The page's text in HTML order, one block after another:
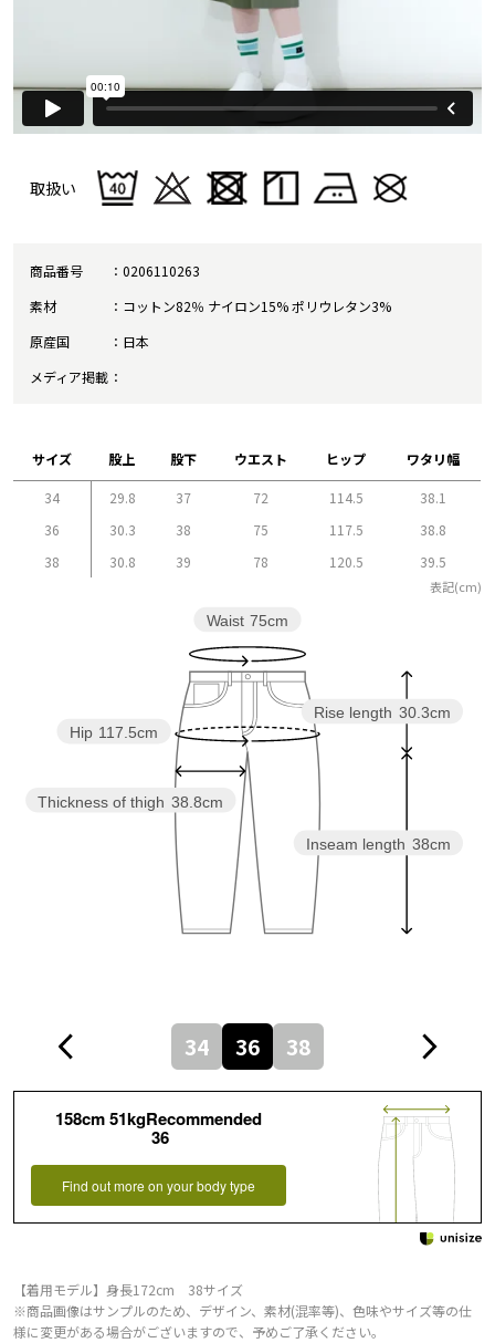
取扱い
商品番号
0206110263
素材
コットン82％ ナイロン15% ポリウレタン3%
原産国
日本
メディア掲載
サイズ 股上 股下 ウエスト ヒップ ワタリ幅
34 29.8 37 72 114.5
38.1
36
30.3 38 75 117.5
38.8
38
30.8 39 78 120.5 39.5
表記(cm)
Inseam length 38cm
Rise length 30.3cm
Thickness of thigh 38.8cm
Hip 117.5cm
Waist 75cm
34 36 38
158cm 51kgRecommended
36
Find out more on your body type
【着用モデル】身長172cm 38サイズ
※商品画像はサンプルのため、デザイン、素材(混率等)、色味やサイズ等の仕
様に変更がある場合がございますので、予めご了承ください。